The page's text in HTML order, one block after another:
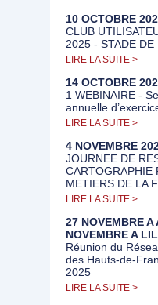
10 OCTOBRE
CLUB
2025 - STADE DE
LIRE LA SUITE >
14 OCTOBRE
1 WEBINAIRE -
annuelle
LIRE LA SUITE >
4 NOVEMBRE
JOURNEE DE
CARTOGRAPHIE
METIERS DE LA
LIRE LA SUITE >
27 NOVEMBRE A
NOVEMBRE A
Réunion du
des Hauts-de-
2025
LIRE LA SUITE >